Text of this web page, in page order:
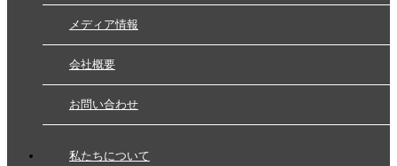
メディア情報
会社概要
お問い合わせ
私たちについて